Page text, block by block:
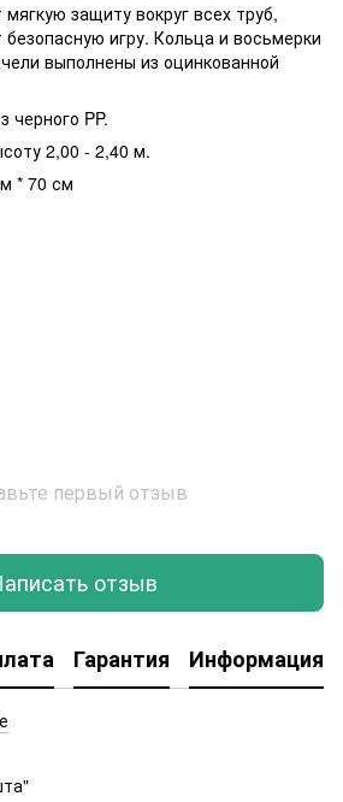
защиту вокруг всех труб,
игру. Кольца и восьмерки
выполнены из оцинкованной
черного PP.
2,00 - 2,40 м.
* 70 см
первый отзыв
отзыв
Гарантия Информация